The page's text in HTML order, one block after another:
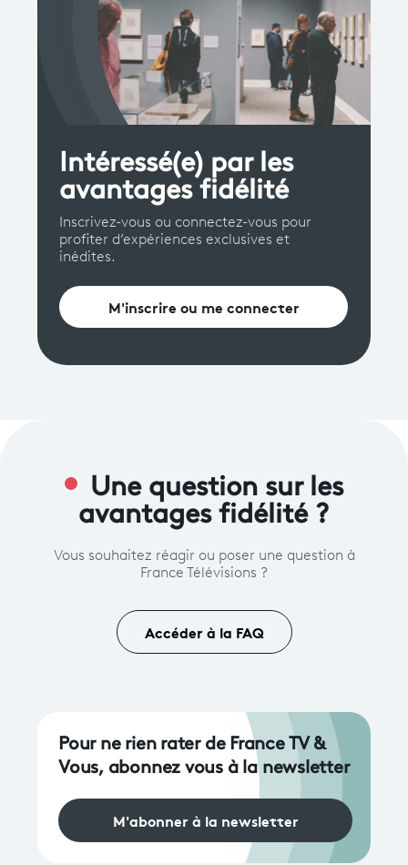
Intéressé(e) par les
avantages fidélité
Inscrivez-vous ou connectez-vous pour
profiter d’expériences exclusives et
inédites.
M'inscrire ou me connecter
Une question sur les
avantages fidélité ?
Vous souhaitez réagir ou poser une question à
France Télévisions ?
Accéder à la FAQ
Pour ne rien rater de France TV &
Vous, abonnez vous à la newsletter
M'abonner à la newsletter